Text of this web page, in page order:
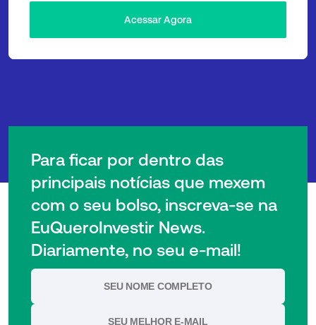
Acessar Agora
Para ficar por dentro das
principais notícias que mexem
com o seu bolso, inscreva-se na
EuQueroInvestir News.
Diariamente, no seu e-mail!